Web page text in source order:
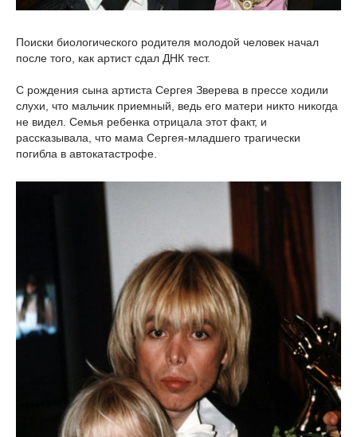
Поиски биологического родителя молодой человек начал
после того, как артист сдал ДНК тест.
С рождения сына артиста Сергея Зверева в прессе ходили
слухи, что мальчик приемный, ведь его матери никто никогда
не видел. Семья ребенка отрицала этот факт, и
рассказывала, что мама Сергея-младшего трагически
погибла в автокатастрофе.